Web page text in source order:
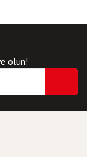
olun!